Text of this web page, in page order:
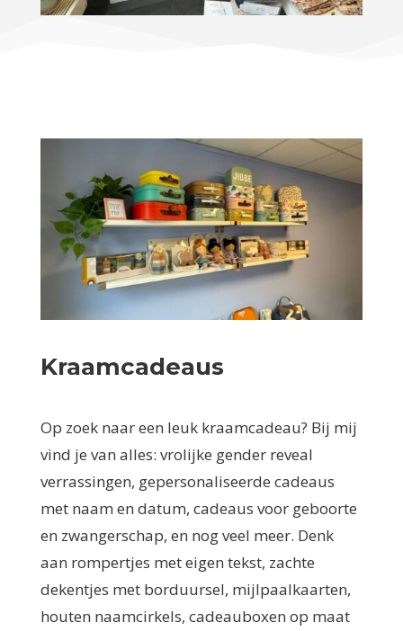
Kraamcadeaus
Op zoek naar een leuk kraamcadeau? Bij mij
vind je van alles: vrolijke gender reveal
verrassingen, gepersonaliseerde cadeaus
met naam en datum, cadeaus voor geboorte
en zwangerschap, en nog veel meer. Denk
aan rompertjes met eigen tekst, zachte
dekentjes met borduursel, mijlpaalkaarten,
houten naamcirkels, cadeauboxen op maat